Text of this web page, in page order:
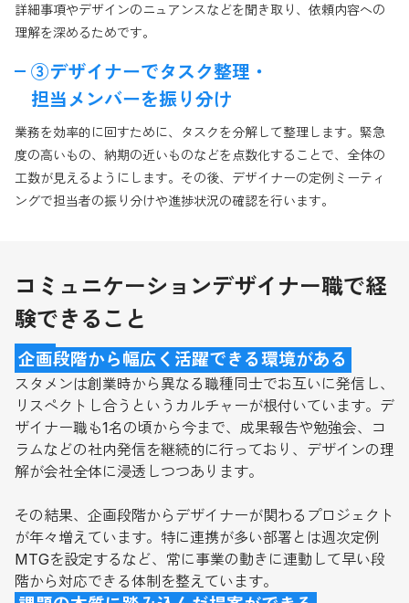
詳細事項やデザインのニュアンスなどを聞き取り、依頼内容への
理解を深めるためです。
③デザイナーでタスク整理・
担当メンバーを振り分け
業務を効率的に回すために、タスクを分解して整理します。緊急
度の高いもの、納期の近いものなどを点数化することで、全体の
工数が見えるようにします。その後、デザイナーの定例ミーティ
ングで担当者の振り分けや進捗状況の確認を行います。
コミュニケーションデザイナー職で経
験できること
企画段階から幅広く活躍できる環境がある
スタメンは創業時から異なる職種同士でお互いに発信し、
リスペクトし合うというカルチャーが根付いています。デ
ザイナー職も1名の頃から今まで、成果報告や勉強会、コ
ラムなどの社内発信を継続的に行っており、デザインの理
解が会社全体に浸透しつつあります。
その結果、企画段階からデザイナーが関わるプロジェクト
が年々増えています。特に連携が多い部署とは週次定例
MTGを設定するなど、常に事業の動きに連動して早い段
階から対応できる体制を整えています。